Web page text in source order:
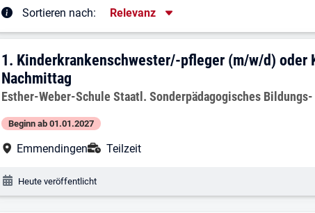
Sortieren nach: Sortierung
Relevanz
Ergebnisliste
1. Ergebnis:
1. Kinderkrankenschwester/-pfleger (m/w/d)
Nachmittag
Arbeitgeber:
Esther-Weber-Schule Staatl. Sonderpädagogisches
Beginn ab 01.01.2027
Arbeitsort:
Emmendingen Anstellungsart:
Teilzeit
Veröffentlichungsdatum:
Heute veröffentlicht